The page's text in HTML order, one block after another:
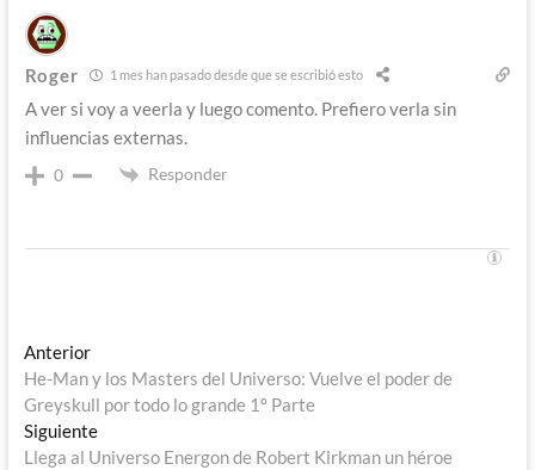
Roger 1 mes han pasado desde que se escribió esto
A ver si voy a veerla y luego comento. Prefiero verla sin
influencias externas.
0 Responder
Navegación
de
entradas
AnteriorEntrada
anterior:
He-Man y los Masters del Universo: Vuelve el poder de
Greyskull por todo lo grande 1º Parte
SiguienteEntrada
siguiente:
Llega al Universo Energon de Robert Kirkman un héroe